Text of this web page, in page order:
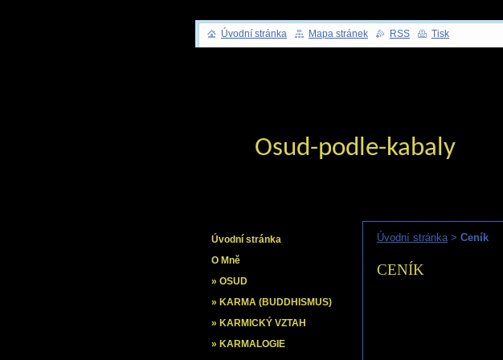
Osud-podle-kabaly
Úvodní stránka > Ceník
CENÍK
Úvodní stránka
O Mně
» OSUD
» KARMA (BUDDHISMUS)
» KARMICKÝ VZTAH
» KARMALOGIE
Úvodní stránka Mapa stránek RSS Tisk